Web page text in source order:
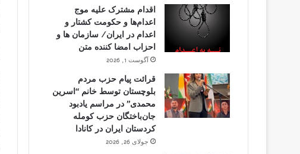
اقدام مشترک علیه موج
اعدام‌ها و حکومت کشتار و
اعدام در ایران/ سازمان ها و
احزاب امضا کننده متن
آگوست 1, 2026
قرائت پیام حزب مردم
بلوچستان توسط خانم “اسرین
محمدی” در مراسم یادبود
جان‌باختگان حزب کومله
کردستان ایران در کانادا
جولای 26, 2026